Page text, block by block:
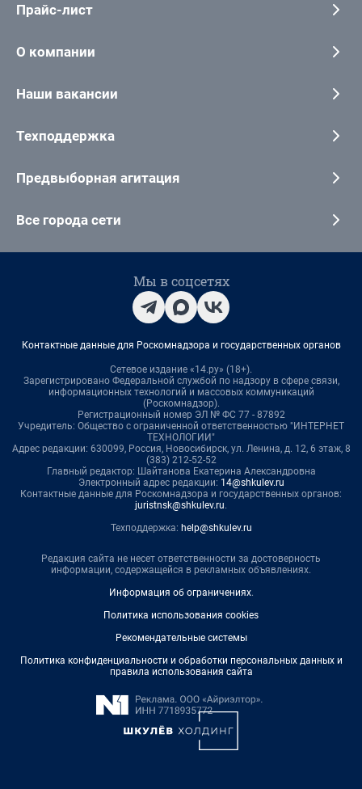
Прайс-лист
О компании
Наши вакансии
Техподдержка
Предвыборная агитация
Все города сети
Мы в соцсетях
Контактные данные для Роскомнадзора и государственных органов
Сетевое издание «14.ру» (18+).
Зарегистрировано Федеральной службой по надзору в сфере связи,
информационных технологий и массовых коммуникаций
(Роскомнадзор).
Регистрационный номер ЭЛ № ФС 77 - 87892
Учредитель: Общество с ограниченной ответственностью "ИНТЕРНЕТ
ТЕХНОЛОГИИ"
Адрес редакции: 630099, Россия, Новосибирск, ул. Ленина, д. 12, 6 этаж, 8
(383) 212-52-52
Главный редактор: Шайтанова Екатерина Александровна
Электронный адрес редакции: 14@shkulev.ru
Контактные данные для Роскомнадзора и государственных органов:
juristnsk@shkulev.ru.
Техподдержка: help@shkulev.ru
Редакция сайта не несет ответственности за достоверность
информации, содержащейся в рекламных объявлениях.
Информация об ограничениях.
Политика использования cookies
Рекомендательные системы
Политика конфиденциальности и обработки персональных данных и
правила использования сайта